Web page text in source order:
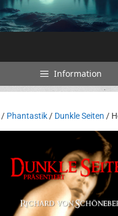
Information
/ Phantastik/ Dunkle Seiten /